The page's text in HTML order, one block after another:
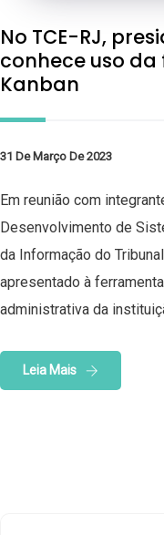
No TCE-RJ,
conhece uso
Kanban
31 De Março De 2023
Em reunião com
Desenvolvimento de
da Informação do
apresentado à
administrativa da
Leia Mais